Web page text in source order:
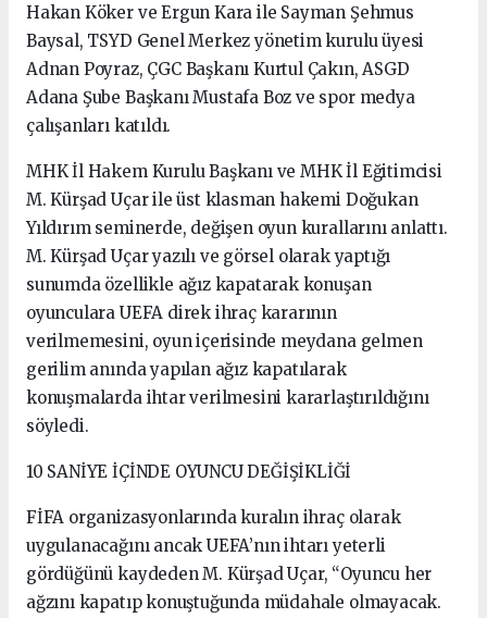
Hakan Köker ve Ergun Kara ile Sayman Şehmus
Baysal, TSYD Genel Merkez yönetim kurulu üyesi
Adnan Poyraz, ÇGC Başkanı Kurtul Çakın, ASGD
Adana Şube Başkanı Mustafa Boz ve spor medya
çalışanları katıldı.
MHK İl Hakem Kurulu Başkanı ve MHK İl Eğitimcisi
M. Kürşad Uçar ile üst klasman hakemi Doğukan
Yıldırım seminerde, değişen oyun kurallarını anlattı.
M. Kürşad Uçar yazılı ve görsel olarak yaptığı
sunumda özellikle ağız kapatarak konuşan
oyunculara UEFA direk ihraç kararının
verilmemesini, oyun içerisinde meydana gelmen
gerilim anında yapılan ağız kapatılarak
konuşmalarda ihtar verilmesini kararlaştırıldığını
söyledi.
10 SANİYE İÇİNDE OYUNCU DEĞİŞİKLİĞİ
FİFA organizasyonlarında kuralın ihraç olarak
uygulanacağını ancak UEFA’nın ihtarı yeterli
gördüğünü kaydeden M. Kürşad Uçar, “Oyuncu her
ağzını kapatıp konuştuğunda müdahale olmayacak.